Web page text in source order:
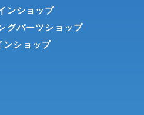
ンショップ
グパーツショップ
ショップ